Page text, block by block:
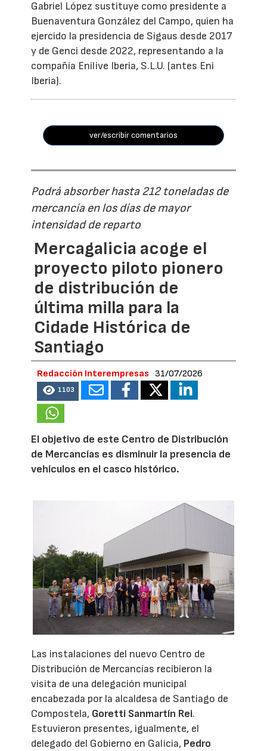
Gabriel López sustituye como presidente a
Buenaventura González del Campo, quien ha
ejercido la presidencia de Sigaus desde 2017
y de Genci desde 2022, representando a la
compañía Enilive Iberia, S.L.U. (antes Eni
Iberia).
ver/escribir comentarios
Podrá absorber hasta 212 toneladas de
mercancía en los días de mayor
intensidad de reparto
Mercagalicia acoge el
proyecto piloto pionero
de distribución de
última milla para la
Cidade Histórica de
Santiago
Redacción Interempresas 31/07/2026
1103
El objetivo de este Centro de Distribución
de Mercancías es disminuir la presencia de
vehículos en el casco histórico.
Las instalaciones del nuevo Centro de
Distribución de Mercancías recibieron la
visita de una delegación municipal
encabezada por la alcaldesa de Santiago de
Compostela, Goretti Sanmartín Rei.
Estuvieron presentes, igualmente, el
delegado del Gobierno en Galicia, Pedro